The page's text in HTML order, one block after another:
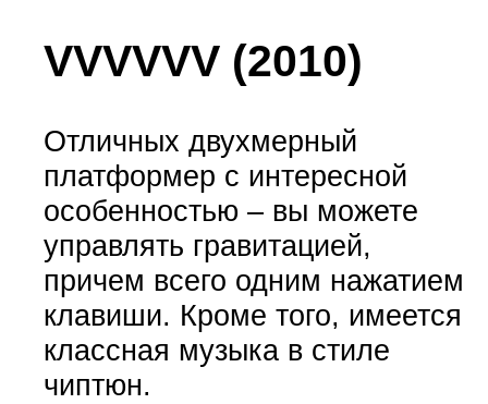
VVVVVV (2010)
Отличных двухмерный
платформер с интересной
особенностью – вы можете
управлять гравитацией,
причем всего одним нажатием
клавиши. Кроме того, имеется
классная музыка в стиле
чиптюн.